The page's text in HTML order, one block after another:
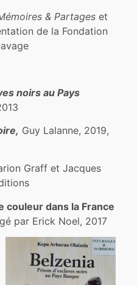
& Partages et
de la Fondation
noirs au Pays
Guy Lalanne, 2019,
Graff et Jacques
couleur dans la France
par Erick Noel, 2017